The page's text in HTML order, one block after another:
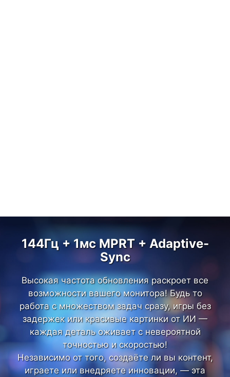
144Гц + 1мс MPRT + Adaptive-
Sync
Высокая частота обновления раскроет все
возможности вашего монитора! Будь то
работа с множеством задач сразу, игры без
задержек или красивые картинки от ИИ —
каждая деталь оживает с невероятной
точностью и скоростью!
Независимо от того, создаёте ли вы контент,
играете или внедряете инновации, — эта
144Гц + 1мс MPRT + Adaptive-
Sync
Высокая частота обновления раскроет все
возможности вашего монитора! Будь то
работа с множеством задач сразу, игры без
задержек или красивые картинки от ИИ —
каждая деталь оживает с невероятной
точностью и скоростью!
Независимо от того, создаёте ли вы контент,
играете или внедряете инновации, — эта